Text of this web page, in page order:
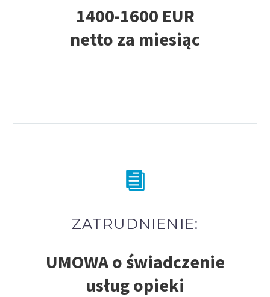
1400-1600 EUR
netto za miesiąc
ZATRUDNIENIE:
UMOWA o świadczenie
usług opieki